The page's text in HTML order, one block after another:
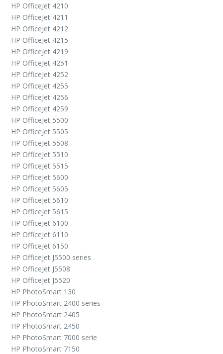
HP OfficeJet 4210
HP OfficeJet 4211
HP OfficeJet 4212
HP OfficeJet 4215
HP OfficeJet 4219
HP OfficeJet 4251
HP OfficeJet 4252
HP OfficeJet 4255
HP OfficeJet 4256
HP OfficeJet 4259
HP OfficeJet 5500
HP OfficeJet 5505
HP OfficeJet 5508
HP OfficeJet 5510
HP OfficeJet 5515
HP OfficeJet 5600
HP OfficeJet 5605
HP OfficeJet 5610
HP OfficeJet 5615
HP OfficeJet 6100
HP OfficeJet 6110
HP OfficeJet 6150
HP OfficeJet J5500 series
HP OfficeJet J5508
HP OfficeJet J5520
HP PhotoSmart 130
HP PhotoSmart 2400 series
HP PhotoSmart 2405
HP PhotoSmart 2450
HP PhotoSmart 7000 serie
HP PhotoSmart 7150